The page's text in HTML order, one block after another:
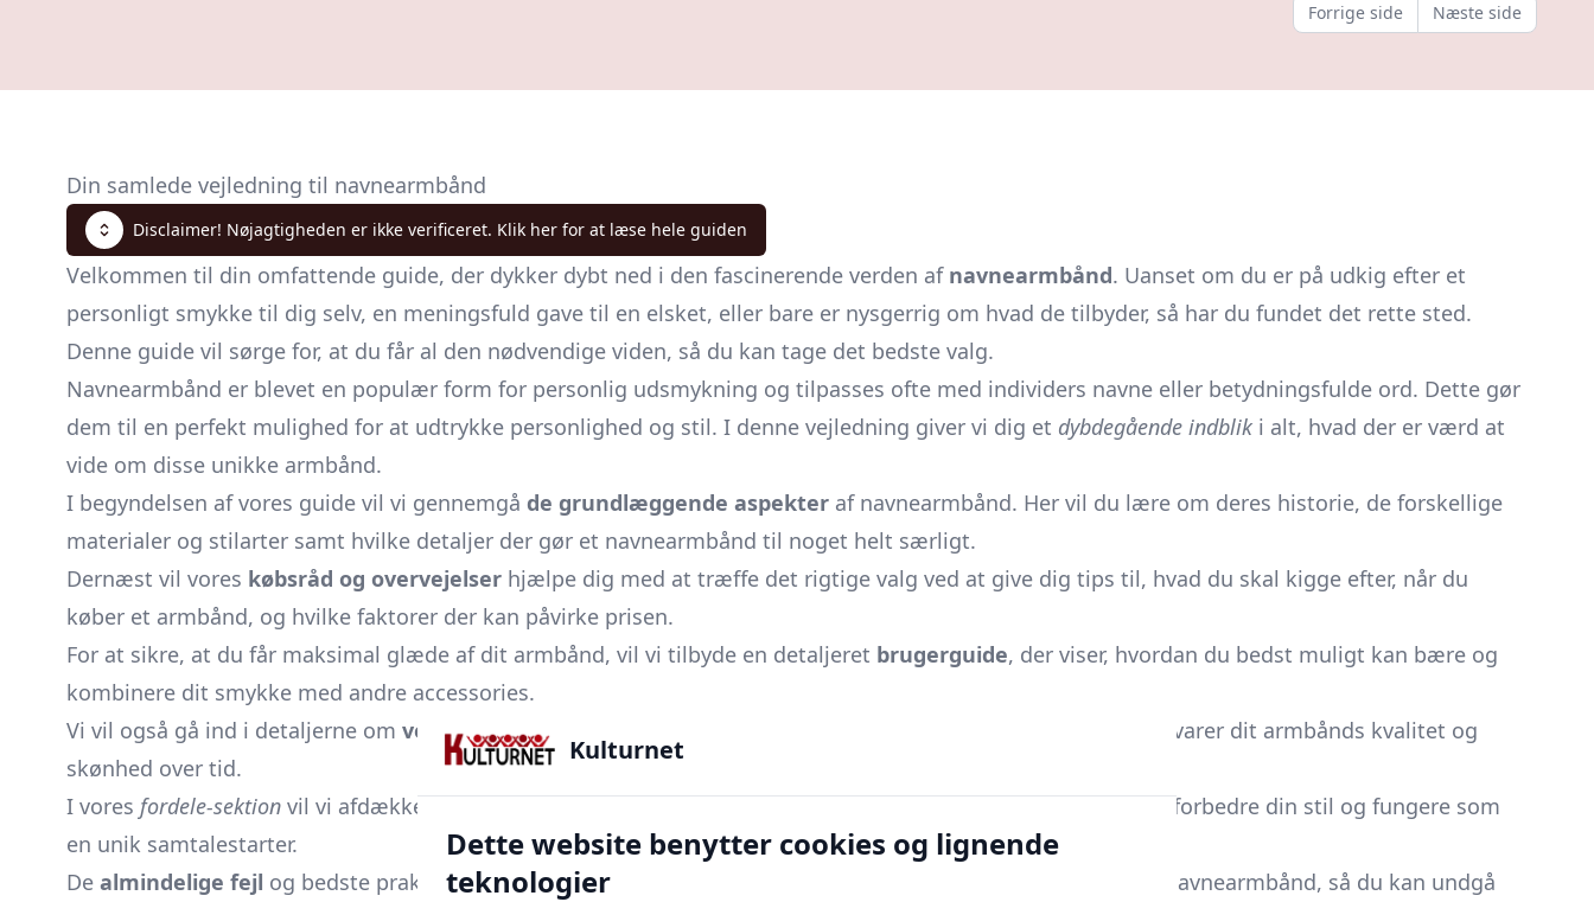
Forrige side Næste side
Din samlede vejledning til navnearmbånd
Disclaimer! Nøjagtigheden er ikke verificeret. Klik her for at læse hele guiden
Velkommen til din omfattende guide, der dykker dybt ned i den fascinerende verden af navnearmbånd. Uanset om du er på udkig efter et
personligt smykke til dig selv, en meningsfuld gave til en elsket, eller bare er nysgerrig om hvad de tilbyder, så har du fundet det rette sted.
Denne guide vil sørge for, at du får al den nødvendige viden, så du kan tage det bedste valg.
Navnearmbånd er blevet en populær form for personlig udsmykning og tilpasses ofte med individers navne eller betydningsfulde ord. Dette gør
dem til en perfekt mulighed for at udtrykke personlighed og stil. I denne vejledning giver vi dig et dybdegående indblik i alt, hvad der er værd at
vide om disse unikke armbånd.
I begyndelsen af vores guide vil vi gennemgå de grundlæggende aspekter af navnearmbånd. Her vil du lære om deres historie, de forskellige
materialer og stilarter samt hvilke detaljer der gør et navnearmbånd til noget helt særligt.
Dernæst vil vores købsråd og overvejelser hjælpe dig med at træffe det rigtige valg ved at give dig tips til, hvad du skal kigge efter, når du
køber et armbånd, og hvilke faktorer der kan påvirke prisen.
For at sikre, at du får maksimal glæde af dit armbånd, vil vi tilbyde en detaljeret brugerguide, der viser, hvordan du bedst muligt kan bære og
kombinere dit smykke med andre accessories.
Vi vil også gå ind i detaljerne om vedligeholdelse og pleje
, hvor du lærer, hvordan man bedst beskytter og bevarer dit armbånds kvalitet og
skønhed over tid.
I vores fordele-sektion vil vi afdække de mange fordele ved at eje et navnearmbånd, inklusive hvordan det kan forbedre din stil og fungere som
en unik samtalestarter.
De almindelige fejl og bedste praksis vil uddanne dig om de hyppigste faldgruber, når man køber og bruger navnearmbånd, så du kan undgå
Kulturnet
Dette website benytter cookies og lignende
teknologier